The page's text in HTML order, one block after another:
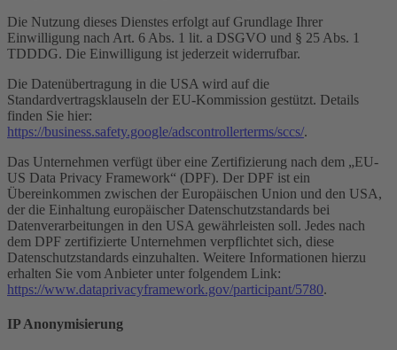
Die Nutzung dieses Dienstes erfolgt auf Grundlage Ihrer
Einwilligung nach Art. 6 Abs. 1 lit. a DSGVO und § 25 Abs. 1
TDDDG. Die Einwilligung ist jederzeit widerrufbar.
Die Datenübertragung in die USA wird auf die
Standardvertragsklauseln der EU-Kommission gestützt. Details
finden Sie hier:
https://business.safety.google/adscontrollerterms/sccs/.
Das Unternehmen verfügt über eine Zertifizierung nach dem „EU-
US Data Privacy Framework“ (DPF). Der DPF ist ein
Übereinkommen zwischen der Europäischen Union und den USA,
der die Einhaltung europäischer Datenschutzstandards bei
Datenverarbeitungen in den USA gewährleisten soll. Jedes nach
dem DPF zertifizierte Unternehmen verpflichtet sich, diese
Datenschutzstandards einzuhalten. Weitere Informationen hierzu
erhalten Sie vom Anbieter unter folgendem Link:
https://www.dataprivacyframework.gov/participant/5780.
IP Anonymisierung